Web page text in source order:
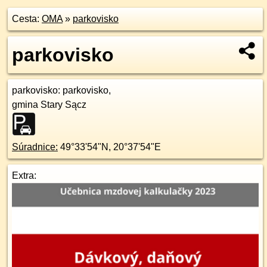
Cesta: OMA» parkovisko
parkovisko
parkovisko: parkovisko,
gmina Stary Sącz
Súradnice: 49°33'54"N , 20°37'54"E
Extra: